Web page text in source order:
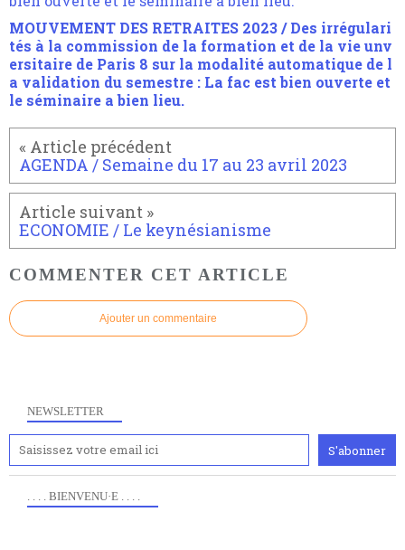
MOUVEMENT DES RETRAITES 2023 / Des irrégulari
tés à la commission de la formation et de la vie unv
ersitaire de Paris 8 sur la modalité automatique de l
a validation du semestre : La fac est bien ouverte et
le séminaire a bien lieu.
AGENDA / Semaine du 17 au 23 avril 2023
ECONOMIE / Le keynésianisme
COMMENTER CET ARTICLE
Ajouter un commentaire
NEWSLETTER
. . . . BIENVENU·E . . . .